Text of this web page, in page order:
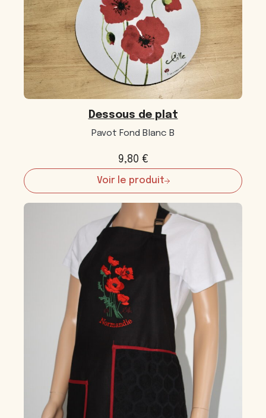
Dessous de plat
Pavot Fond Blanc B
9,80 €
Voir le produit
:
Dessous
de
plat